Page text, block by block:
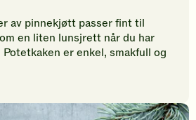
av pinnekjøtt passer fint til
en liten lunsjrett når du har
er enkel, smakfull og